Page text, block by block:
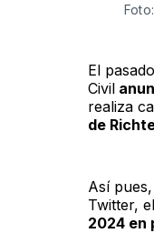
El
Civil
realiza
de
Así
Twitter,
2024 en